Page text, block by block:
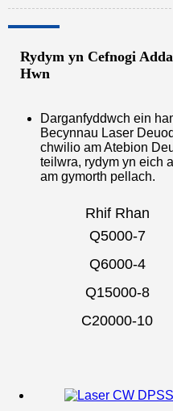
Rydym yn Cefnogi
Hwn
Darganfyddwch ein
Becynnau Laser
chwilio am Atebion
teilwra, rydym yn eich
am gymorth pellach.
Rhif Rhan
Q5000-7
Q6000-4
Q15000-8
C20000-10